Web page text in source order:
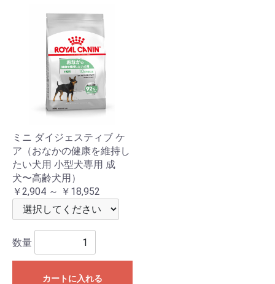
ミニ ダイジェスティブ ケ
ア（おなかの健康を維持し
たい犬用 小型犬専用 成
犬〜高齢犬用）
￥2,904 ～ ￥18,952
数量
カートに入れる